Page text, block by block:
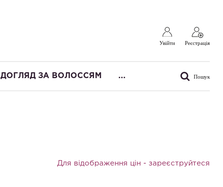
Увійти Реєстрація
ДОГЛЯД ЗА ВОЛОССЯМ ... Пошук
Для відображення цін - зареєструйтеся